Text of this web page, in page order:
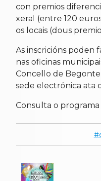
con premios
xeral (entre 120
os locais (dous
As inscricións poden
nas oficinas
Concello de
sede electrónica ata
Consulta o programa